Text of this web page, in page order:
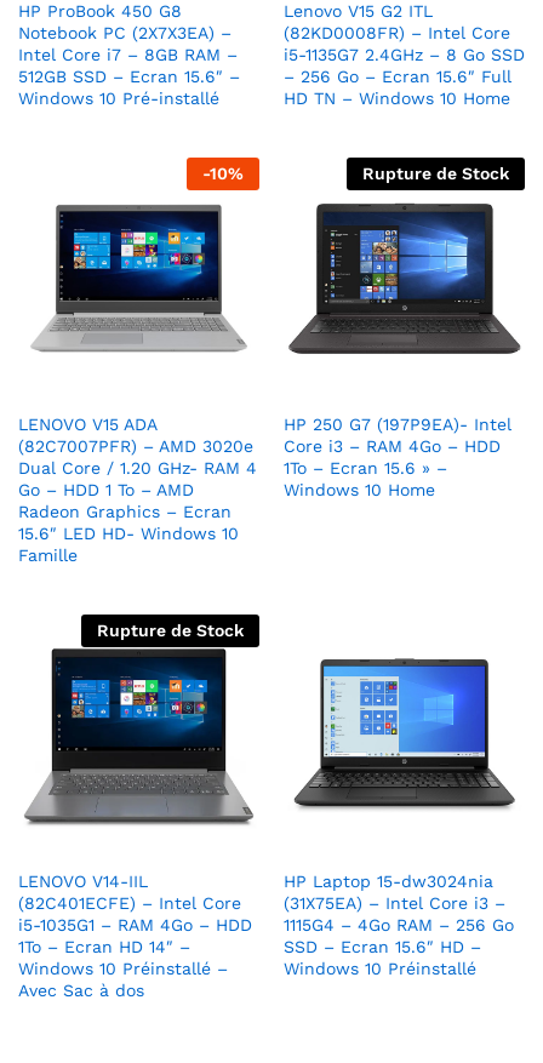
HP ProBook 450 G8
Notebook PC (2X7X3EA) –
Intel Core i7 – 8GB RAM –
512GB SSD – Ecran 15.6″ –
Windows 10 Pré-installé
Lenovo V15 G2 ITL
(82KD0008FR) – Intel Core
i5-1135G7 2.4GHz – 8 Go SSD
– 256 Go – Ecran 15.6″ Full
HD TN – Windows 10 Home
-10%
LENOVO V15 ADA
(82C7007PFR) – AMD 3020e
Dual Core / 1.20 GHz- RAM 4
Go – HDD 1 To – AMD
Radeon Graphics – Ecran
15.6″ LED HD- Windows 10
Famille
Rupture de Stock
HP 250 G7 (197P9EA)- Intel
Core i3 – RAM 4Go – HDD
1To – Ecran 15.6 » –
Windows 10 Home
Rupture de Stock
LENOVO V14-IIL
(82C401ECFE) – Intel Core
i5-1035G1 – RAM 4Go – HDD
1To – Ecran HD 14″ –
Windows 10 Préinstallé –
Avec Sac à dos
HP Laptop 15-dw3024nia
(31X75EA) – Intel Core i3 –
1115G4 – 4Go RAM – 256 Go
SSD – Ecran 15.6″ HD –
Windows 10 Préinstallé